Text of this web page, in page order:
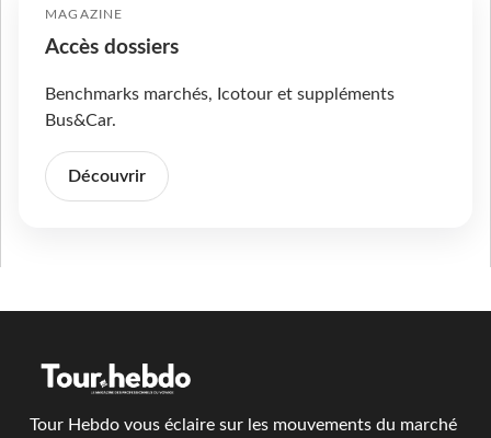
MAGAZINE
Accès dossiers
Benchmarks marchés, Icotour et suppléments
Bus&Car.
Découvrir
Tour Hebdo vous éclaire sur les mouvements du marché